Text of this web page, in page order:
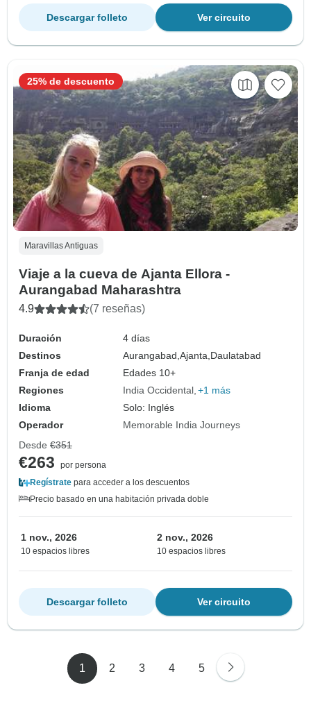
Ver circuito
Descargar folleto
Maravillas Antiguas
Viaje a la cueva de Ajanta Ellora -
Aurangabad Maharashtra
4.9 (7 reseñas)
Duración
4 días
Destinos
Aurangabad,Ajanta,Daulatabad
Franja de edad
Edades 10+
Regiones
India Occidental +1 más
Idioma
Solo: Inglés
Operador
Memorable India Journeys
25% de descuento
Desde €351
€263
por persona
Regístrate para acceder a los descuentos
Precio basado en una habitación privada doble
1 nov., 2026
10 espacios libres
2 nov., 2026
10 espacios libres
Ver circuito
Descargar folleto
1 2 3 4 5